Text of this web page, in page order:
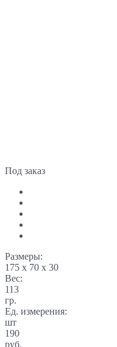
Под заказ
Размеры:
175 x 70 x 30
Вес:
113
гр.
Ед. измерения:
шт
190
руб.